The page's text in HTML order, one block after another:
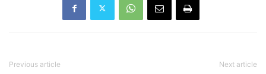
Previous article Next article